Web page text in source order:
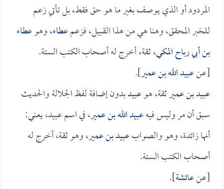
المردود أو الذي يوصف بغير ما هو حق فقط، بل تأتي زعم
للخبر المحقق، وهنا هي من هذا القبيل، فزعمعطاء، وهوعطاء
بن أبي رباح المكي، ثقة، أخرج له أصحاب الكتب الستة.
[عنعبيد الله بن عمير].
عبيد بن عميرثقة، هوعبيدبدون إضافة لفظ الجلالة والحديث
سبق أن مر وليس فيهعبيد الله بن عمير، في اسم عبيد، يعني:
أنها زائدة، وهو والصوابعبيد بن عمير، وهو ثقة، أخرج له
أصحاب الكتب الستة.
[عنعائشة].